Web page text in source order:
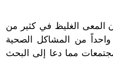
المعى الغليظ في كثير من
واحداً من المشاكل الصحية
مما دعا إلى البحث